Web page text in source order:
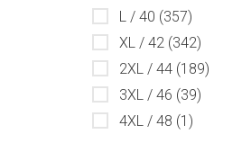
L / 40 (357)
XL / 42 (342)
2XL / 44 (189)
3XL / 46 (39)
4XL / 48 (1)